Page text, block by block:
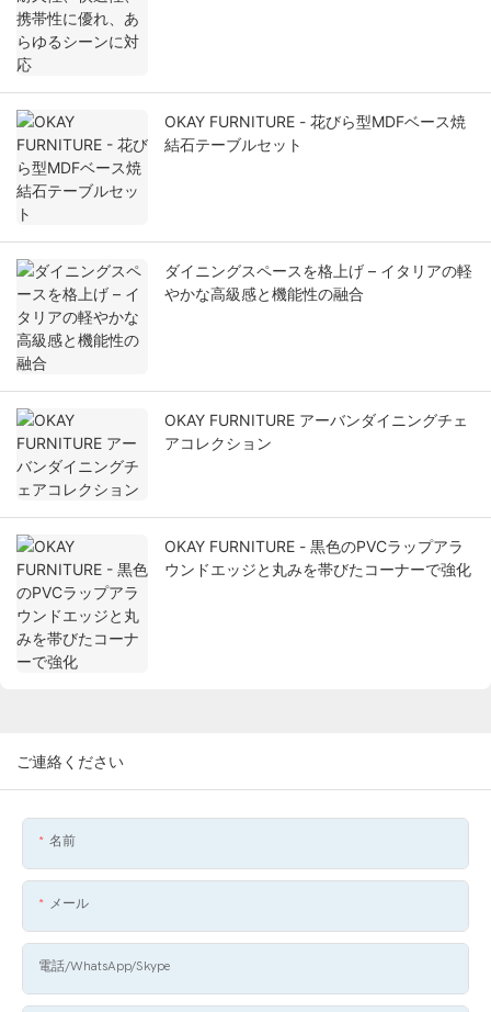
OKAY FURNITURE - 花びら型MDFベース焼
結石テーブルセット
ダイニングスペースを格上げ – イタリアの軽
やかな高級感と機能性の融合
OKAY FURNITURE アーバンダイニングチェ
アコレクション
OKAY FURNITURE - 黒色のPVCラップアラ
ウンドエッジと丸みを帯びたコーナーで強化
ご連絡ください
名前
メール
電話/WhatsApp/Skype